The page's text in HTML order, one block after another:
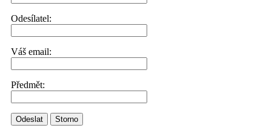
Odesílatel:
Váš email:
Předmět:
Odeslat Storno